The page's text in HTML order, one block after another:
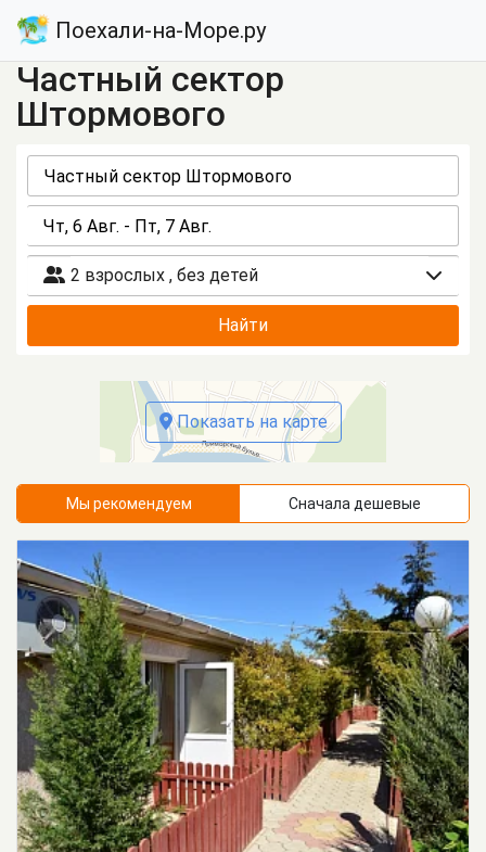
Поехали-на-Море.ру
Частный сектор
Штормового
2 взрослых , без детей
Найти
Показать на карте
Мы рекомендуем Сначала дешевые